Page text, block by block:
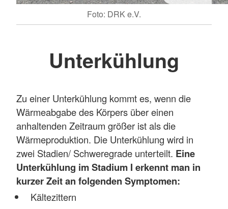
Foto: DRK e.V.
Unterkühlung
Zu einer Unterkühlung kommt es, wenn die
Wärmeabgabe des Körpers über einen
anhaltenden Zeitraum größer ist als die
Wärmeproduktion. Die Unterkühlung wird in
zwei Stadien/ Schweregrade unterteilt. Eine
Unterkühlung im Stadium I erkennt man in
kurzer Zeit an folgenden Symptomen:
Kältezittern